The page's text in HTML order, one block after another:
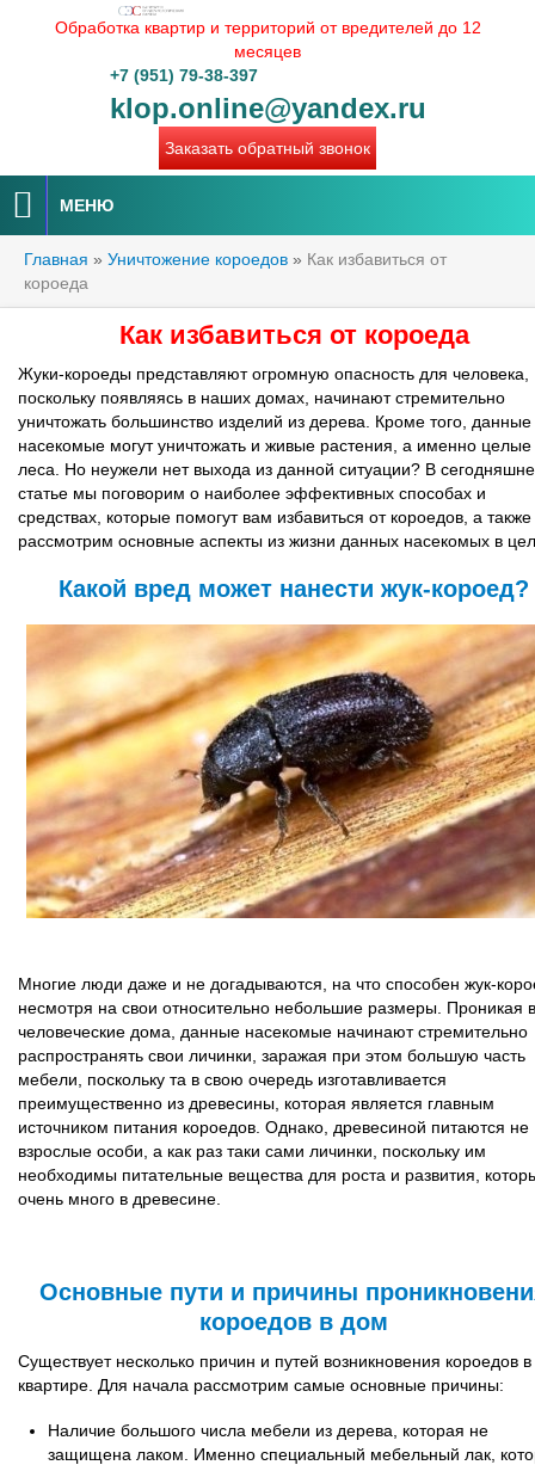
Обработка квартир и территорий от вредителей до 12
месяцев
+7 (951) 79-38-397
klop.online@yandex.ru
Заказать обратный звонок
МЕНЮ
Главная » Уничтожение короедов » Как избавиться от
короеда
Как избавиться от короеда
Жуки-короеды представляют огромную опасность для человека,
поскольку появляясь в наших домах, начинают стремительно
уничтожать большинство изделий из дерева. Кроме того, данные
насекомые могут уничтожать и живые растения, а именно целые
леса. Но неужели нет выхода из данной ситуации? В
статье мы поговорим о наиболее эффективных способах и
средствах, которые помогут вам избавиться от короедов, а также
рассмотрим основные аспекты из жизни данных насекомых в
Какой вред может нанести жук-короед?
Многие люди даже и не догадываются, на что способен жук-
несмотря на свои относительно небольшие размеры. Проникая в
человеческие дома, данные насекомые начинают стремительно
распространять свои личинки, заражая при этом большую часть
мебели, поскольку та в свою очередь изготавливается
преимущественно из древесины, которая является главным
источником питания короедов. Однако, древесиной питаются не
взрослые особи, а как раз таки сами личинки, поскольку им
необходимы питательные вещества для роста и развития,
очень много в древесине.
Основные пути и причины
короедов в дом
Существует несколько причин и путей возникновения короедов в
квартире. Для начала рассмотрим самые основные причины:
Наличие большого числа мебели из дерева, которая не
защищена лаком. Именно специальный мебельный лак,